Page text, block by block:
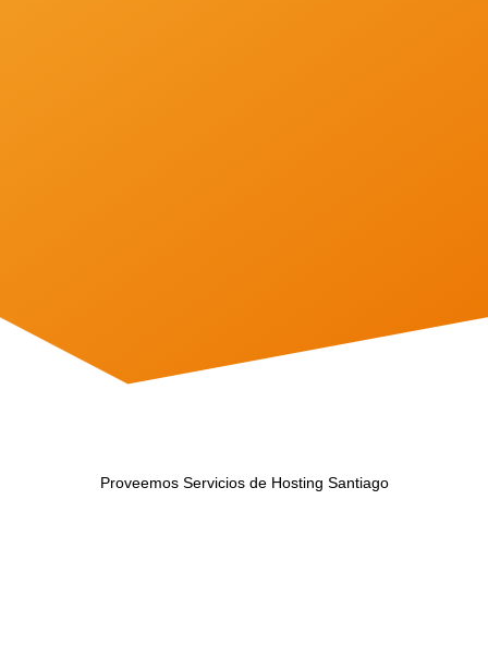
Proveemos Servicios de Hosting Santiago